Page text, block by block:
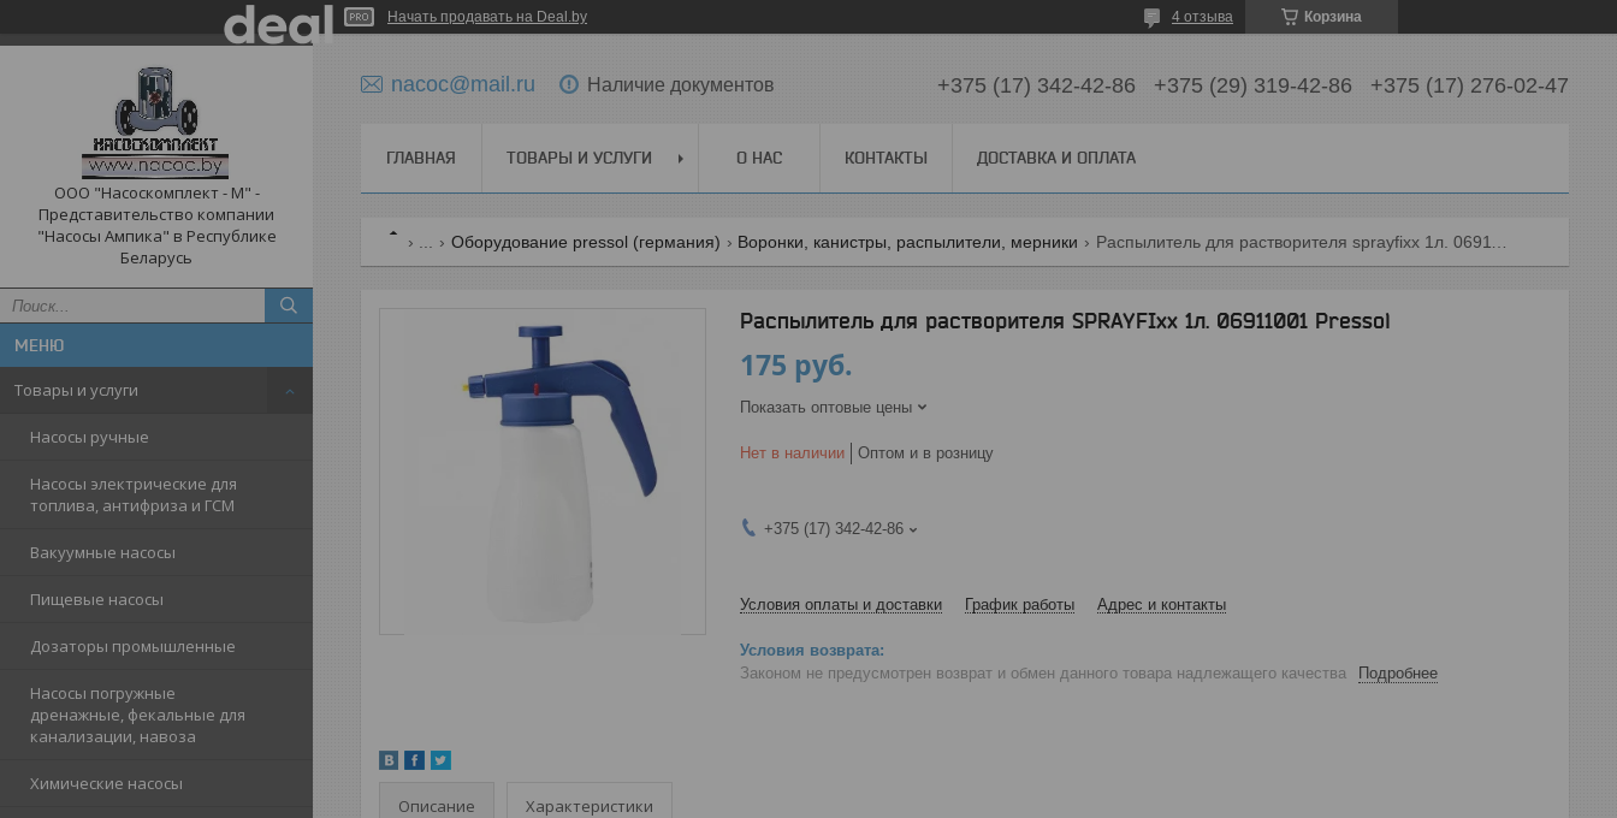
Начать продавать на Deal.by Корзина
4 отзыва
ООО "Насоскомплект - М" -
Представительство компании
"Насосы Ампика" в Республике
Беларусь
Товары и услуги
Насосы ручные
Насосы электрические для
топлива, антифриза и ГСМ
Вакуумные насосы
Пищевые насосы
Дозаторы промышленные
Насосы погружные
дренажные, фекальные для
канализации, навоза
Химические насосы
nacoc@mail.ru Наличие документов +375 (17) 342-42-86 +375 (29) 319-42-86 +375 (17) 276-02-47
ГЛАВНАЯ ТОВАРЫ И УСЛУГИ О НАС КОНТАКТЫ ДОСТАВКА И ОПЛАТА
Оборудование pressol (германия) Воронки, канистры, распылители, мерники
Распылитель для растворителя SPRAYFIxx 1л. 06911001 Pressol
175 руб.
Показать оптовые цены
Нет в наличии Оптом и в розницу
+375 (17) 342-42-86
Условия оплаты и доставки График работы Адрес и контакты
Законом не предусмотрен возврат и обмен данного товара надлежащего качества Подробнее
Описание Характеристики